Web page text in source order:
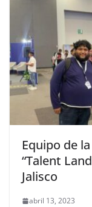
Equipo de
“Talent
Jalisco
abril 13, 2023